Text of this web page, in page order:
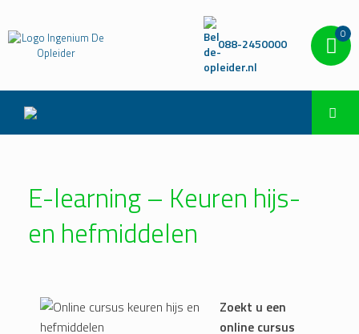
088-2450000
0
E-learning – Keuren hijs-
en hefmiddelen
Zoekt u een
online cursus